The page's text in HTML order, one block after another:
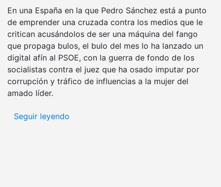
En una España en la que Pedro Sánchez está a punto
de emprender una cruzada contra los medios que le
critican acusándolos de ser una máquina del fango
que propaga bulos, el bulo del mes lo ha lanzado un
digital afín al PSOE, con la guerra de fondo de los
socialistas contra el juez que ha osado imputar por
corrupción y tráfico de influencias a la mujer del
amado líder.
Seguir leyendo